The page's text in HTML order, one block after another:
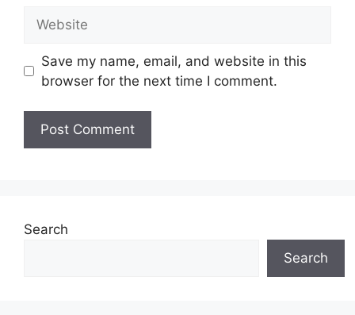
Save my name, email, and website in this
browser for the next time I comment.
Search
Search